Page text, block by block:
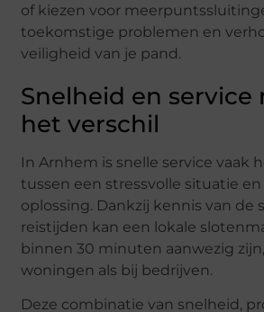
of kiezen voor
toekomstige problemen en
veiligheid van je pand.
Snelheid en service
het verschil
In Arnhem is snelle service vaak
tussen een stressvolle situatie
oplossing. Dankzij kennis van de
reistijden kan een lokale
binnen 30 minuten aanwezig
woningen als bij bedrijven.
Deze combinatie van snelheid,